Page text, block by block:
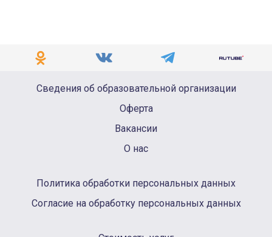
Сведения об образовательной организации
Оферта
Вакансии
О нас
Политика обработки персональных данных
Согласие на обработку персональных данных